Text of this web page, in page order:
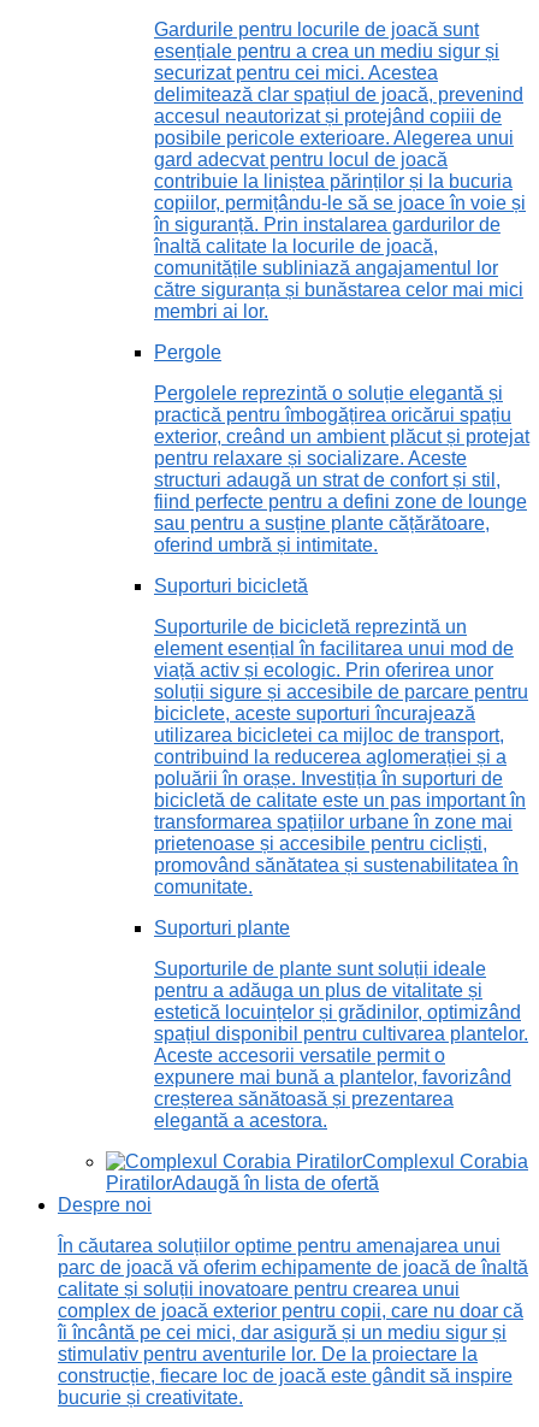
Gardurile pentru locurile de joacă sunt
esențiale pentru a crea un mediu sigur și
securizat pentru cei mici. Acestea
delimitează clar spațiul de joacă, prevenind
accesul neautorizat și protejând copiii de
posibile pericole exterioare. Alegerea unui
gard adecvat pentru locul de joacă
contribuie la liniștea părinților și la bucuria
copiilor, permițându-le să se joace în voie și
în siguranță. Prin instalarea gardurilor de
înaltă calitate la locurile de joacă,
comunitățile subliniază angajamentul lor
către siguranța și bunăstarea celor mai mici
membri ai lor.
Pergole
Pergolele reprezintă o soluție elegantă și
practică pentru îmbogățirea oricărui spațiu
exterior, creând un ambient plăcut și protejat
pentru relaxare și socializare. Aceste
structuri adaugă un strat de confort și stil,
fiind perfecte pentru a defini zone de lounge
sau pentru a susține plante cățărătoare,
oferind umbră și intimitate.
Suporturi bicicletă
Suporturile de bicicletă reprezintă un
element esențial în facilitarea unui mod de
viață activ și ecologic. Prin oferirea unor
soluții sigure și accesibile de parcare pentru
biciclete, aceste suporturi încurajează
utilizarea bicicletei ca mijloc de transport,
contribuind la reducerea aglomerației și a
poluării în orașe. Investiția în suporturi de
bicicletă de calitate este un pas important în
transformarea spațiilor urbane în zone mai
prietenoase și accesibile pentru cicliști,
promovând sănătatea și sustenabilitatea în
comunitate.
Suporturi plante
Suporturile de plante sunt soluții ideale
pentru a adăuga un plus de vitalitate și
estetică locuințelor și grădinilor, optimizând
spațiul disponibil pentru cultivarea plantelor.
Aceste accesorii versatile permit o
expunere mai bună a plantelor, favorizând
creșterea sănătoasă și prezentarea
elegantă a acestora.
Complexul Corabia
PiratilorAdaugă în lista de ofertă
Despre noi
În căutarea soluțiilor optime pentru amenajarea unui
parc de joacă vă oferim echipamente de joacă de înaltă
calitate și soluții inovatoare pentru crearea unui
complex de joacă exterior pentru copii, care nu doar că
îi încântă pe cei mici, dar asigură și un mediu sigur și
stimulativ pentru aventurile lor. De la proiectare la
construcție, fiecare loc de joacă este gândit să inspire
bucurie și creativitate.